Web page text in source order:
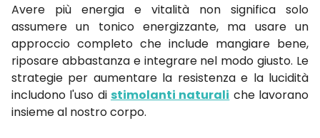
Avere più energia e vitalità non significa solo
assumere un tonico energizzante, ma usare un
approccio completo che include mangiare bene,
riposare abbastanza e integrare nel modo giusto. Le
strategie per aumentare la resistenza e la lucidità
includono l'uso di stimolanti naturali che lavorano
insieme al nostro corpo.